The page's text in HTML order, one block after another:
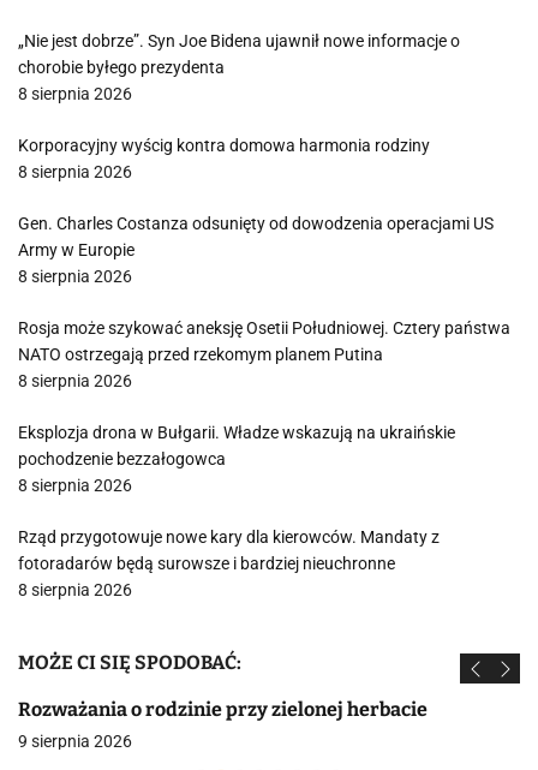
„Nie jest dobrze”. Syn Joe Bidena ujawnił nowe informacje o
chorobie byłego prezydenta
8 sierpnia 2026
Korporacyjny wyścig kontra domowa harmonia rodziny
8 sierpnia 2026
Gen. Charles Costanza odsunięty od dowodzenia operacjami US
Army w Europie
8 sierpnia 2026
Rosja może szykować aneksję Osetii Południowej. Cztery państwa
NATO ostrzegają przed rzekomym planem Putina
8 sierpnia 2026
Eksplozja drona w Bułgarii. Władze wskazują na ukraińskie
pochodzenie bezzałogowca
8 sierpnia 2026
Rząd przygotowuje nowe kary dla kierowców. Mandaty z
fotoradarów będą surowsze i bardziej nieuchronne
8 sierpnia 2026
MOŻE CI SIĘ SPODOBAĆ:
Rozważania o rodzinie przy zielonej herbacie
9 sierpnia 2026